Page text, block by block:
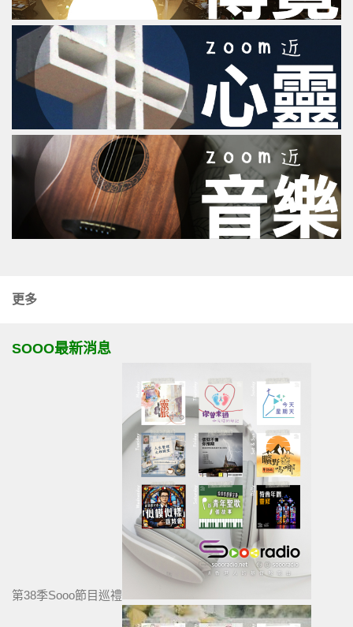
更多
SOOO最新消息
第38季Sooo節目巡禮